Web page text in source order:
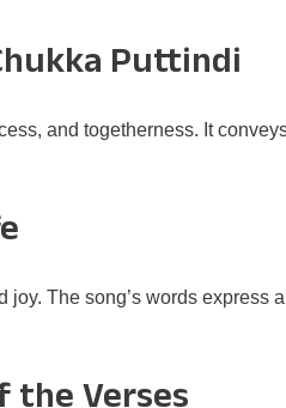
Puttindi
and togetherness. It
joy. The song’s words